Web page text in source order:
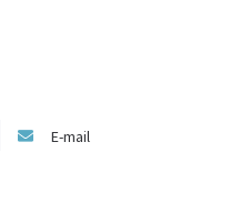
E-mail